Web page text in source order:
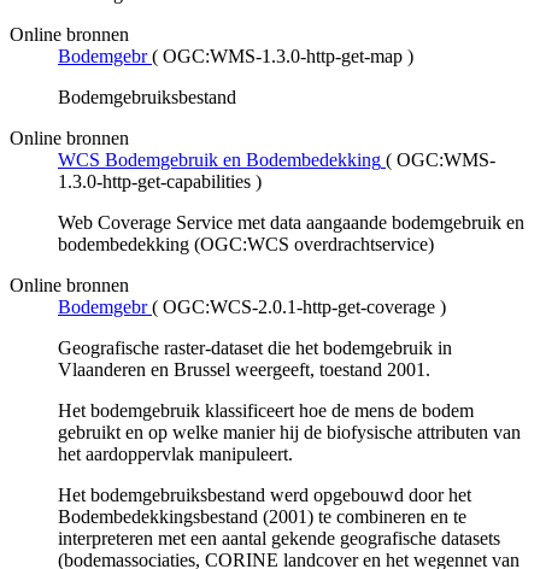
Online bronnen
Bodemgebr ( OGC:WMS-1.3.0-http-get-map )
Bodemgebruiksbestand
Online bronnen
WCS Bodemgebruik en Bodembedekking ( OGC:WMS-
1.3.0-http-get-capabilities )
Web Coverage Service met data aangaande bodemgebruik en
bodembedekking (OGC:WCS overdrachtservice)
Online bronnen
Bodemgebr ( OGC:WCS-2.0.1-http-get-coverage )
Geografische raster-dataset die het bodemgebruik in
Vlaanderen en Brussel weergeeft, toestand 2001.
Het bodemgebruik klassificeert hoe de mens de bodem
gebruikt en op welke manier hij de biofysische attributen van
het aardoppervlak manipuleert.
Het bodemgebruiksbestand werd opgebouwd door het
Bodembedekkingsbestand (2001) te combineren en te
interpreteren met een aantal gekende geografische datasets
(bodemassociaties, CORINE landcover en het wegennet van